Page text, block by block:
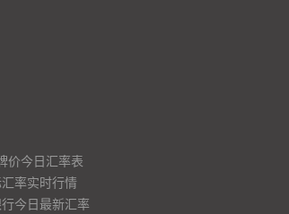
价今日汇率表
率实时行情
今日最新汇率